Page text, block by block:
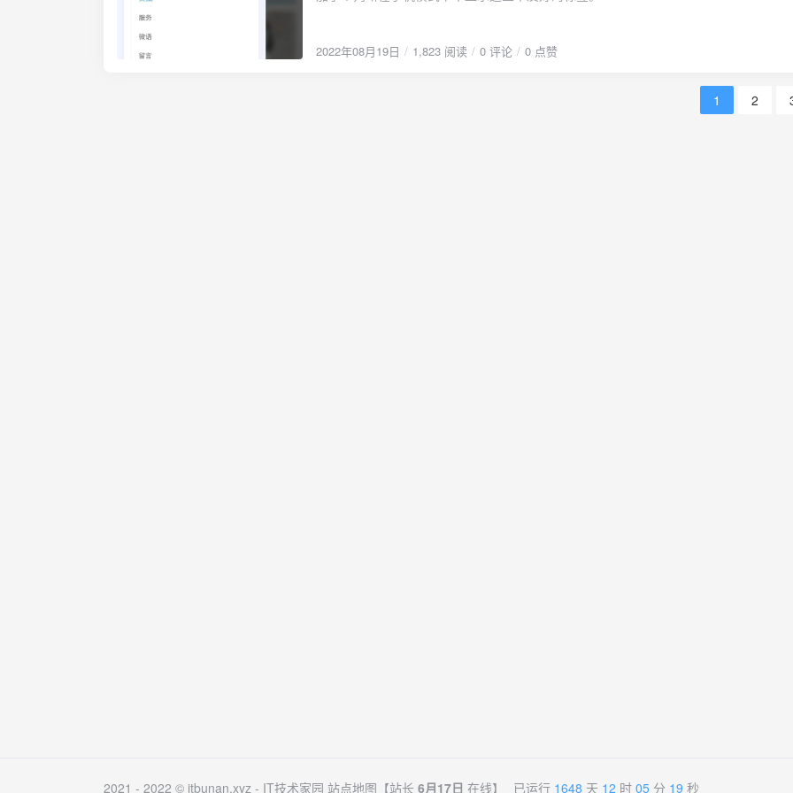
2022年08月19日 1,823 阅读 0 评论 0 点赞
1 2
2021 - 2022 © itbunan.xyz - IT技术家园 站点地图 【站长 6月17日 在线】 已运行 1648 天 12 时 05 分 19 秒